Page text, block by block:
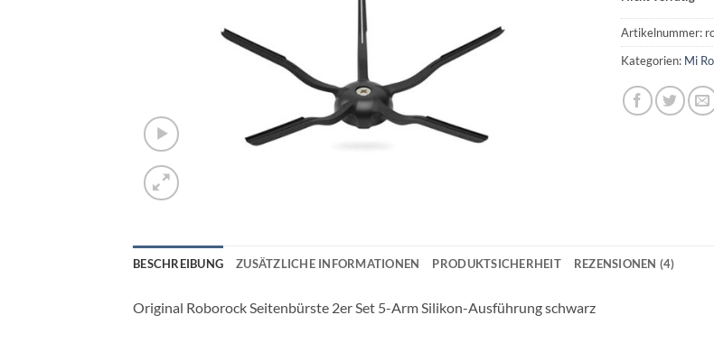
Artikelnummer:
Kategorien: Mi
BESCHREIBUNG ZUSÄTZLICHE INFORMATIONEN PRODUKTSICHERHEIT REZENSIONEN (4)
Original Roborock Seitenbürste 2er Set 5-Arm Silikon-Ausführung schwarz